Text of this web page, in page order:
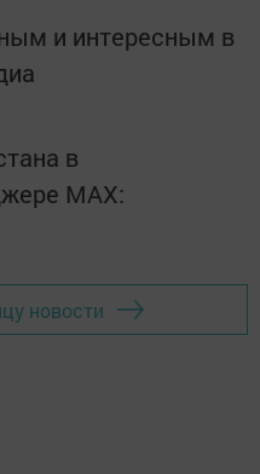
и интересным в
в
MАХ:
новости